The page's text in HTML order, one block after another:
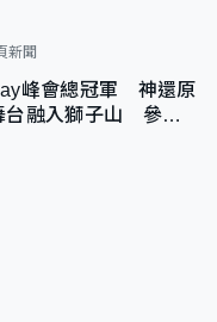
新聞
峰會總冠軍 神還原
台融入獅子山 參賽